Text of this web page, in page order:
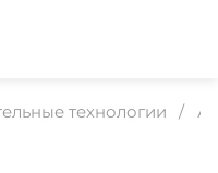
технологии